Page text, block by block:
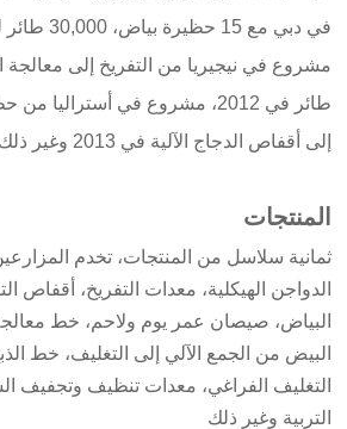
طائر في 2012، مشروع في أستراليا
إلى أقفاص الدجاج الآلية في 2013 وغير ذلك...
المنتجات
ثمانية سلاسل من المنتجات، تخدم
الدواجن الهيكلية، معدات التفريخ، أقفاص
البياض، صيصان عمر يوم ولاحم، خط
البيض من الجمع الآلي إلى التغليف، خط
التغليف الفراغي، معدات تنظيف وتجفيف
التربية وغير ذلك